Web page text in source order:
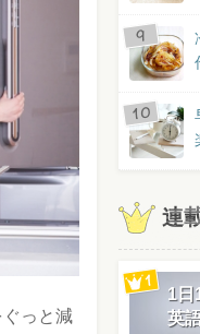
っと減
連
1日
英